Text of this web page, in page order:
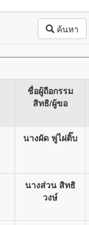
ค้นหา
ชื่อผู้ถือกรรม
สิทธิ/ผู้ขอ
นางผัด ฟูไฝติ๊บ
นางส่วน สิทธิ
วงษ์